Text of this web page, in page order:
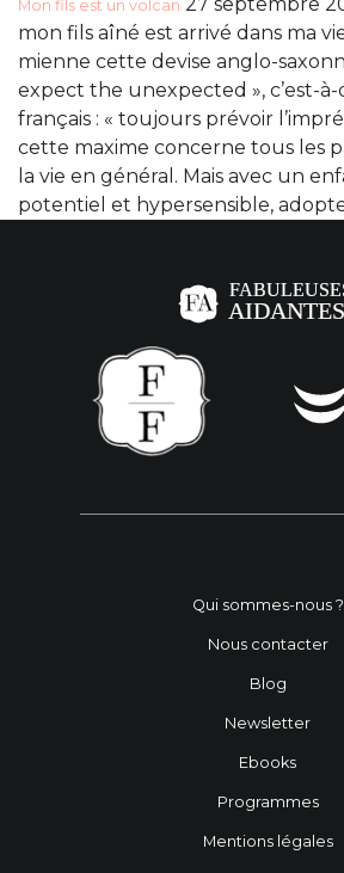
Mon fils est un volcan
mon fils aîné est arrivé dans ma
mienne cette devise anglo-
expect the unexpected », c’est-
français : « toujours prévoir
cette maxime concerne tous les
la vie en général. Mais avec un
potentiel et hypersensible,
Qui sommes-nous ?
Nous contacter
Blog
Newsletter
Ebooks
Programmes
Mentions légales